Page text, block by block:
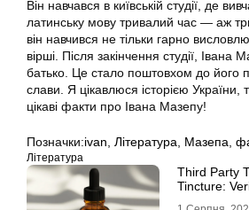
Він навчався в київській студії, де
латинську мову тривалий час — аж
він навчився не тільки гарно
вірші. Після закінчення студії, Івана
батько. Це стало поштовхом до його
слави. Я цікавлюся історією України,
цікаві факти про Івана Мазепу!
Позначки:ivan Література Мазепа
Література
Third Party
Tincture: